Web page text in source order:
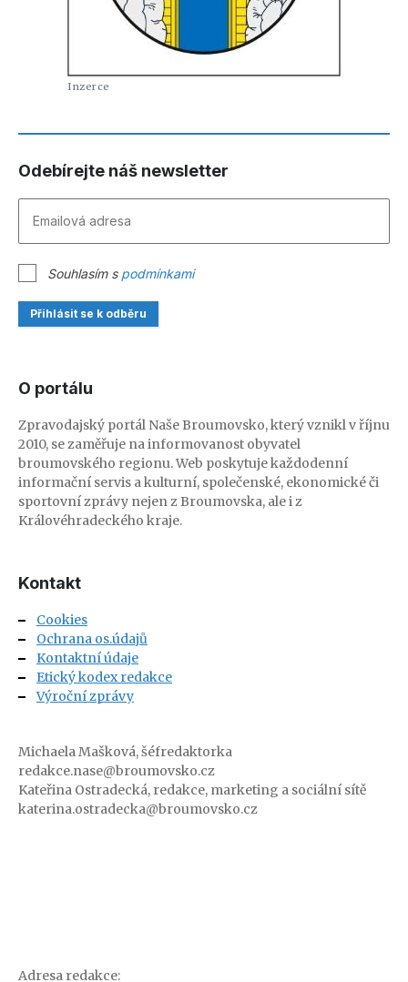
Odebírejte náš newsletter
Souhlasím s podmínkami
Přihlásit se k odběru
O portálu
Zpravodajský portál Naše Broumovsko, který vznikl v říjnu
2010, se zaměřuje na informovanost obyvatel
broumovského regionu. Web poskytuje každodenní
informační servis a kulturní, společenské, ekonomické či
sportovní zprávy nejen z Broumovska, ale i z
Královéhradeckého kraje.
Kontakt
Cookies
Ochrana os.údajů
Kontaktní údaje
Etický kodex redakce
Výroční zprávy
Michaela Mašková, šéfredaktorka
redakce.nase@broumovsko.cz
Kateřina Ostradecká, redakce, marketing a sociální sítě
katerina.ostradecka@broumovsko.cz
Adresa redakce: